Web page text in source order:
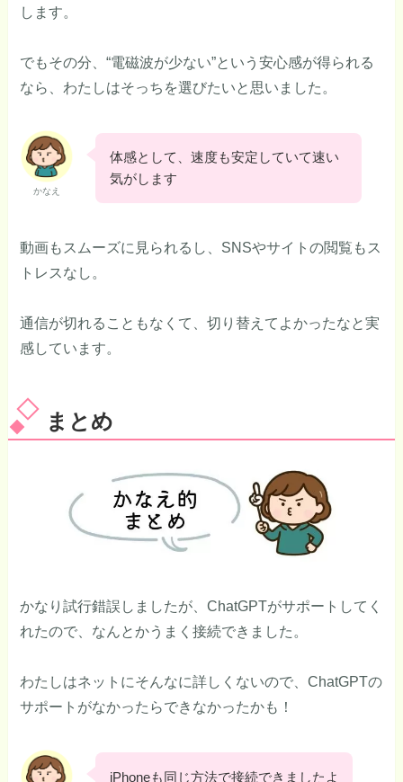
します。
でもその分、“電磁波が少ない”という安心感が得られる
なら、わたしはそっちを選びたいと思いました。
かなえ
体感として、速度も安定していて速い
気がします
動画もスムーズに見られるし、SNSやサイトの閲覧もス
トレスなし。
通信が切れることもなくて、切り替えてよかったなと実
感しています。
まとめ
かなり試行錯誤しましたが、ChatGPTがサポートしてく
れたので、なんとかうまく接続できました。
わたしはネットにそんなに詳しくないので、ChatGPTの
サポートがなかったらできなかったかも！
iPhoneも同じ方法で接続できましたよ